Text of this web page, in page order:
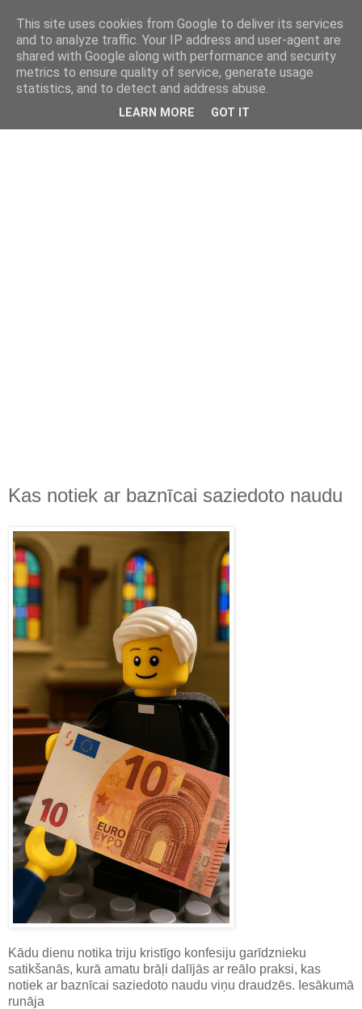
kristietim
viss, kas jāzin kristietim
Kas notiek ar baznīcai saziedoto naudu
Kādu dienu notika triju kristīgo konfesiju garīdznieku
satikšanās, kurā amatu brāļi dalījās ar reālo praksi, kas
notiek ar baznīcai saziedoto naudu viņu draudzēs. Iesākumā
runāja
This site uses cookies from Google to deliver its services
and to analyze traffic. Your IP address and user-agent are
shared with Google along with performance and security
metrics to ensure quality of service, generate usage
statistics, and to detect and address abuse.
LEARN MORE GOT IT